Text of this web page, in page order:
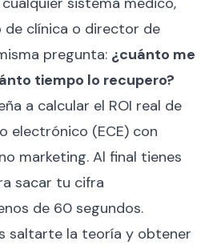
de clínica o director de
pregunta: ¿cuánto me
tiempo lo recupero?
a calcular el ROI real de
electrónico (ECE) con
marketing. Al final tienes
sacar tu cifra
de 60 segundos.
saltarte la teoría y obtener